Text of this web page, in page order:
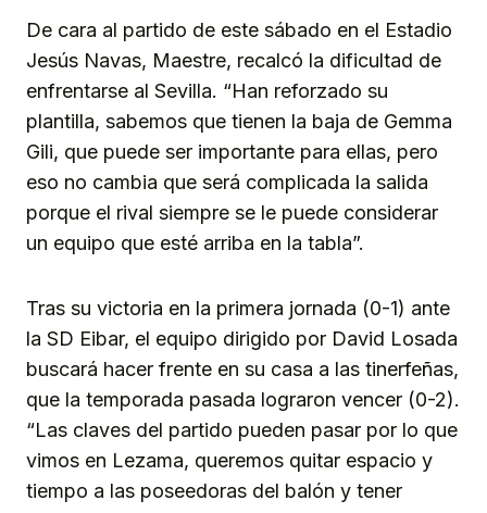
De cara al partido de este sábado en el Estadio
Jesús Navas, Maestre, recalcó la dificultad de
enfrentarse al Sevilla. “Han reforzado su
plantilla, sabemos que tienen la baja de Gemma
Gili, que puede ser importante para ellas, pero
eso no cambia que será complicada la salida
porque el rival siempre se le puede considerar
un equipo que esté arriba en la tabla”.
Tras su victoria en la primera jornada (0-1) ante
la SD Eibar, el equipo dirigido por David Losada
buscará hacer frente en su casa a las tinerfeñas,
que la temporada pasada lograron vencer (0-2).
“Las claves del partido pueden pasar por lo que
vimos en Lezama, queremos quitar espacio y
tiempo a las poseedoras del balón y tener